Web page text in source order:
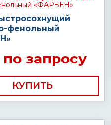
фенольный
запросу
КУПИТЬ